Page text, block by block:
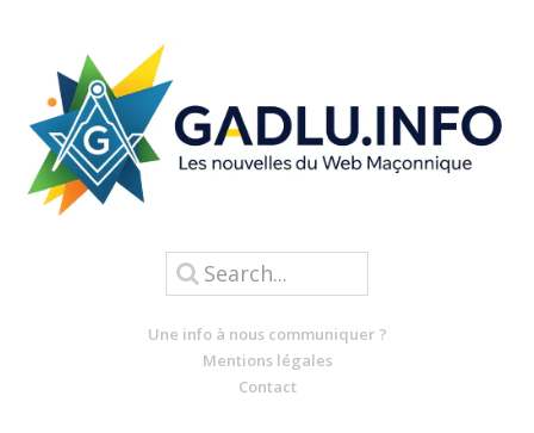
Une info à nous communiquer ?
Mentions légales
Contact